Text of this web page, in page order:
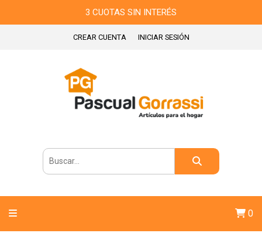
3 CUOTAS SIN INTERÉS
CREAR CUENTA INICIAR SESIÓN
0